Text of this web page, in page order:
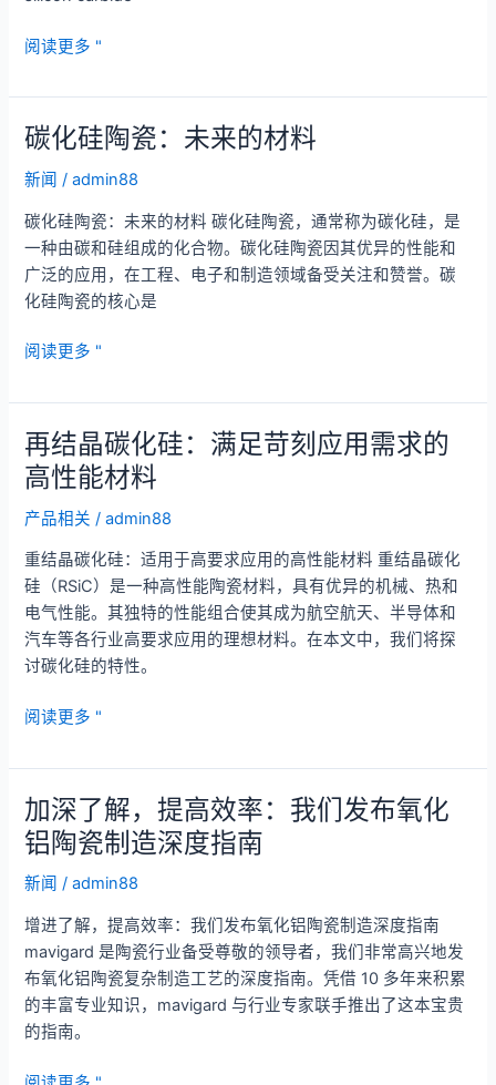
优
燃
烧：
高
性
碳
硅
燃
烧
器
阅读更多 "
碳化硅陶瓷：未来的材料
新闻 /admin88
碳化硅陶瓷：未来的材料 碳化硅陶瓷，通常称为碳化硅，是
一种由碳和硅组成的化合物。碳化硅陶瓷因其优异的性能和
广泛的应用，在工程、电子和制造领域备受关注和赞誉。碳
化硅陶瓷的核心是
碳
硅
陶
瓷：
未
来
材
料
阅读更多 "
再结晶碳化硅：满足苛刻应用需求的
高性能材料
产品相关 /admin88
重结晶碳化硅：适用于高要求应用的高性能材料 重结晶碳化
硅（RSiC）是一种高性能陶瓷材料，具有优异的机械、热和
电气性能。其独特的性能组合使其成为航空航天、半导体和
汽车等各行业高要求应用的理想材料。在本文中，我们将探
讨碳化硅的特性。
再
晶
碳
化
硅：
满
苛
刻
应
用
需
阅读更多 "
加深了解，提高效率：我们发布氧化
铝陶瓷制造深度指南
新闻 /admin88
增进了解，提高效率：我们发布氧化铝陶瓷制造深度指南
mavigard 是陶瓷行业备受尊敬的领导者，我们非常高兴地发
布氧化铝陶瓷复杂制造工艺的深度指南。凭借 10 多年来积累
的丰富专业知识，mavigard 与行业专家联手推出了这本宝贵
的指南。